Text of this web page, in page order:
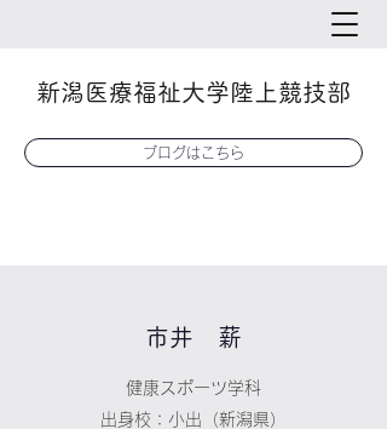
新潟医療福祉大学陸上競技部
ブログはこちら
​市井 薪
健康スポーツ学科
出身校：小出（新潟県）